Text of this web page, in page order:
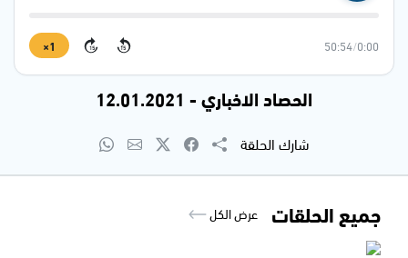
0:00
/
50:54
15
15
1×
الحصاد الاخباري - 12.01.2021
شارك الحلقة
جميع الحلقات عرض الكل